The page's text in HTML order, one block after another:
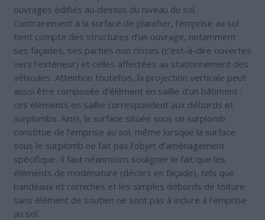
ouvrages édifiés au-dessus du niveau du sol.
Contrairement à la surface de plancher, l’emprise au sol
tient compte des structures d’un ouvrage, notamment
ses façades, ses parties non closes (c’est-à-dire ouvertes
vers l’extérieur) et celles affectées au stationnement des
véhicules. Attention toutefois, la projection verticale peut
aussi être composée d’élément en saillie d’un bâtiment :
ces éléments en saillie correspondent aux débords et
surplombs. Ainsi, la surface située sous un surplomb
constitue de l’emprise au sol, même lorsque la surface
sous le surplomb ne fait pas l’objet d’aménagement
spécifique. Il faut néanmoins souligner le fait que les
éléments de modénature (décors en façade), tels que
bandeaux et corniches et les simples débords de toiture
sans élément de soutien ne sont pas à inclure à l’emprise
au sol.